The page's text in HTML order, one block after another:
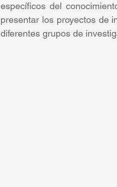
específicos del
presentar los proyectos de
diferentes grupos de